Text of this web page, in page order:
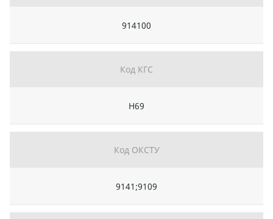
914100
Код КГС
Н69
Код ОКСТУ
9141;9109